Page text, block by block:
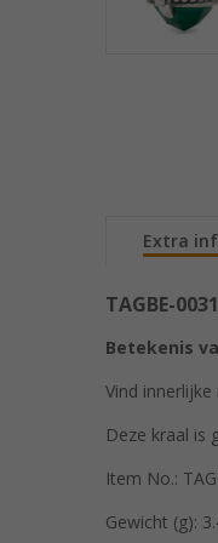
Extra
TAGBE-
Betekenis
Vind
Deze kraal is
Item No.:
Gewicht (g):